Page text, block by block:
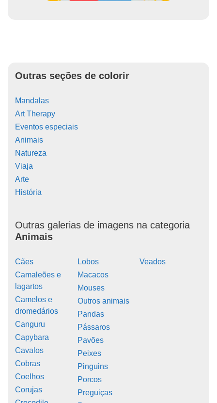
Outras seções de colorir
Mandalas
Art Therapy
Eventos especiais
Animais
Natureza
Viaja
Arte
História
Outras galerias de imagens na categoria
Animais
Cães
Camaleões e
lagartos
Camelos e
dromedários
Canguru
Capybara
Cavalos
Cobras
Coelhos
Corujas
Lobos
Macacos
Mouses
Outros animais
Pandas
Pássaros
Pavões
Peixes
Pinguins
Porcos
Preguiças
Veados